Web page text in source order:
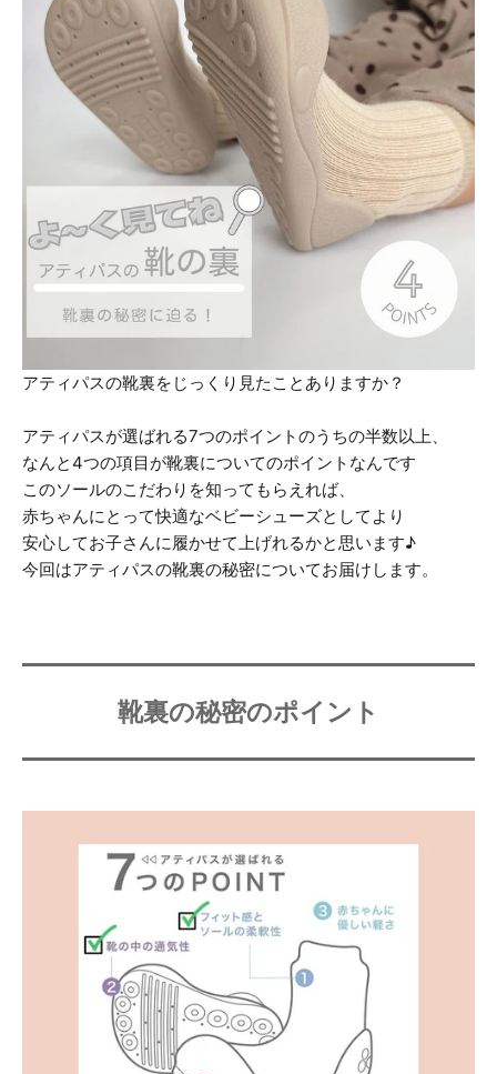
アティパスの靴裏をじっくり見たことありますか？
アティパスが選ばれる7つのポイントのうちの半数以上、
なんと4つの項目が靴裏についてのポイントなんです
このソールのこだわりを知ってもらえれば、
赤ちゃんにとって快適なベビーシューズとしてより
安心してお子さんに履かせて上げれるかと思います♪
今回はアティパスの靴裏の秘密についてお届けします。
靴裏の秘密のポイント